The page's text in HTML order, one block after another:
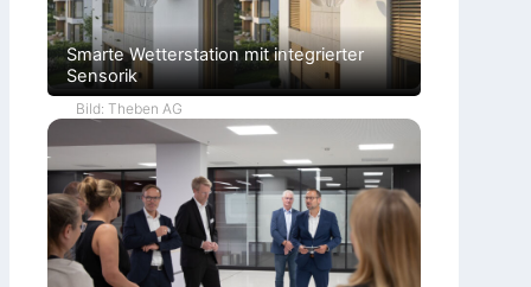
Smarte Wetterstation mit integrierter
Sensorik
Bild: Theben AG